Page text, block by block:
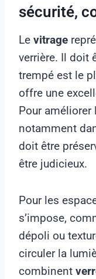
sécurité,
Le vitrage
verrière. Il doit
trempé est le
offre une
Pour améliorer
notamment
doit être
être judicieux.
Pour les
s’impose,
dépoli ou
circuler la
combinent